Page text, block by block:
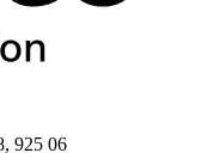
925 06